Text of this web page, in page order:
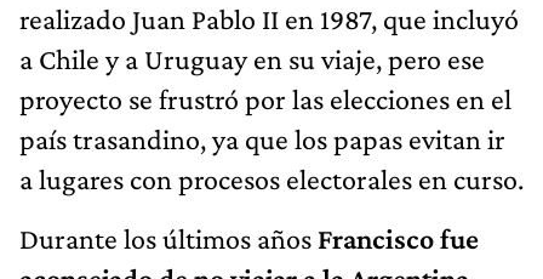
realizado Juan Pablo II en 1987, que incluyó
a Chile y a Uruguay en su viaje, pero ese
proyecto se frustró por las elecciones en el
país trasandino, ya que los papas evitan ir
a lugares con procesos electorales en curso.
Durante los últimos años Francisco fue